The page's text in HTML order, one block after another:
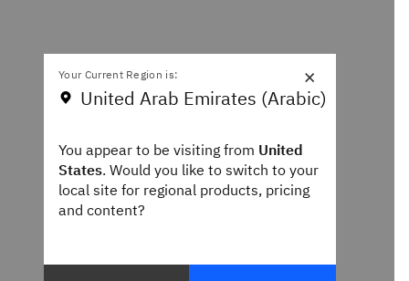
Your Current Region is:
United Arab Emirates (Arabic)
You appear to be visiting fromUnited
States. Would you like to switch to your
local site for regional products, pricing
and content?